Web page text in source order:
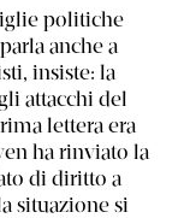
politiche
anche a
insiste: la
attacchi del
lettera era
ha rinviato la
di diritto a
situazione si